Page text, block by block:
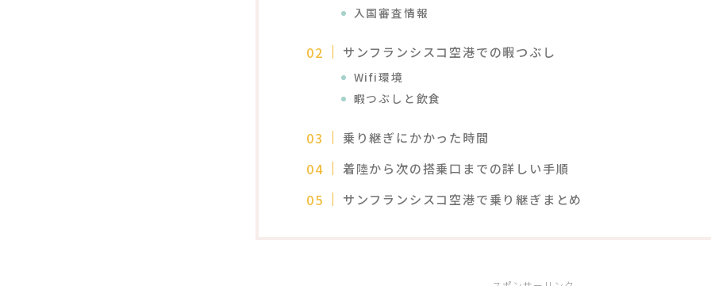
入国審査情報
サンフランシスコ空港での暇つぶし
Wifi環境
暇つぶしと飲食
乗り継ぎにかかった時間
着陸から次の搭乗口までの詳しい手順
サンフランシスコ空港で乗り継ぎまとめ